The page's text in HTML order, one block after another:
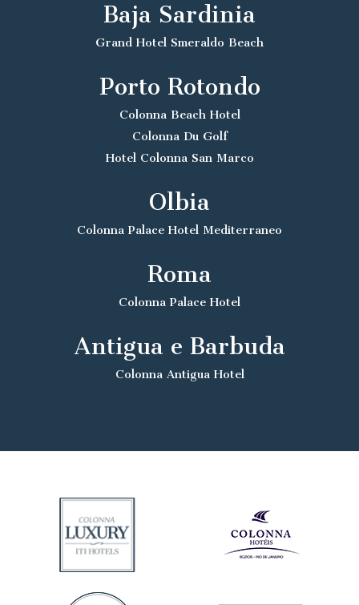
Baja Sardinia
Grand Hotel Smeraldo Beach
Porto Rotondo
Colonna Beach Hotel
Colonna Du Golf
Hotel Colonna San Marco
Olbia
Colonna Palace Hotel Mediterraneo
Roma
Colonna Palace Hotel
Antigua e Barbuda
Colonna Antigua Hotel